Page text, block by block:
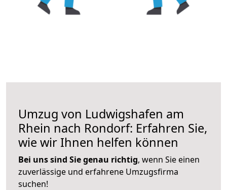
Umzug von Ludwigshafen am
Rhein nach Rondorf: Erfahren Sie,
wie wir Ihnen helfen können
Bei uns sind Sie genau richtig, wenn Sie einen
zuverlässige und erfahrene Umzugsfirma
suchen!